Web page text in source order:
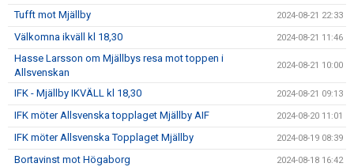
Tufft mot Mjällby 2024-08-21 22:33
Välkomna ikväll kl 18,30 2024-08-21 11:46
Hasse Larsson om Mjällbys resa mot toppen i
Allsvenskan
2024-08-21 10:00
IFK - Mjällby IKVÄLL kl 18,30 2024-08-21 09:13
IFK möter Allsvenska topplaget Mjällby AIF 2024-08-20 11:01
IFK möter Allsvenska Topplaget Mjällby 2024-08-19 08:39
Bortavinst mot Högaborg 2024-08-18 16:42